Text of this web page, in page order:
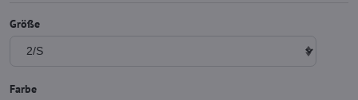
Größe
Farbe